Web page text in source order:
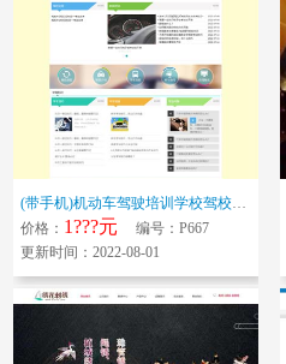
(带手机)机动车驾驶培训学校驾校类网站模板 驾校学车培训机构网站源码下载
价格： 1???元 编号：P667
更新时间：2022-08-01